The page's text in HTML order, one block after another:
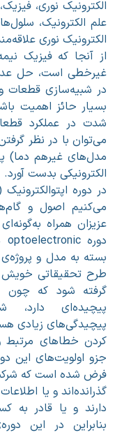
الکترونیک نوری،
علم الکترونیک،
الکترونیک نوری
از آنجا که فیزیک
غیرخطی است، حل
در شبیه‌سازی قطعات
بسیار حائز اهمیت
شدت در عملکرد قطعات
می‌توان با در نظر
مدل‌های غیرهم دما)
الکترونیکی بدست آورد.
در دوره
می‌کنیم اصول و
عزیزان همراه
بسته به مدل و
طرح تحقیقاتی خویش
گرفته شود که چون
پیچیده‌ای دارد،
پیچیدگی‌های زیادی
کردن خطاهای
جزو اولویت‌های این
فرض شده است که
گذرانده‌اند و یا
دارند و یا قادر به
بنابراین در این